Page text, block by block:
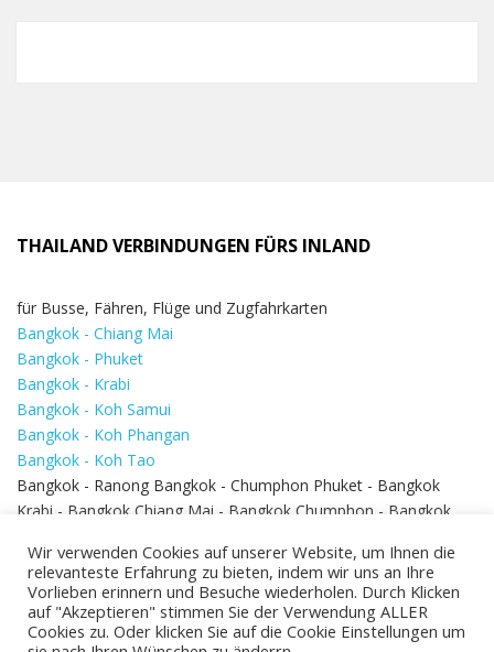
THAILAND VERBINDUNGEN FÜRS INLAND
für Busse, Fähren, Flüge und Zugfahrkarten
Bangkok - Chiang Mai
Bangkok - Phuket
Bangkok - Krabi
Bangkok - Koh Samui
Bangkok - Koh Phangan
Bangkok - Koh Tao
Bangkok - Ranong Bangkok - Chumphon Phuket - Bangkok
Krabi - Bangkok Chiang Mai - Bangkok Chumphon - Bangkok
Bangkok - Hua Hin
Wir verwenden Cookies auf unserer Website, um Ihnen die
relevanteste Erfahrung zu bieten, indem wir uns an Ihre
Vorlieben erinnern und Besuche wiederholen. Durch Klicken
auf "Akzeptieren" stimmen Sie der Verwendung ALLER
Cookies zu. Oder klicken Sie auf die Cookie Einstellungen um